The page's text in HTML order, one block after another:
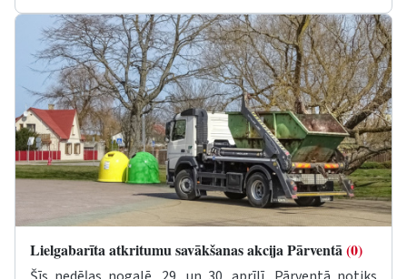
Lielgabarīta atkritumu savākšanas akcija Pārventā(0)